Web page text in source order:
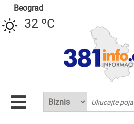
Beograd
32 ºC